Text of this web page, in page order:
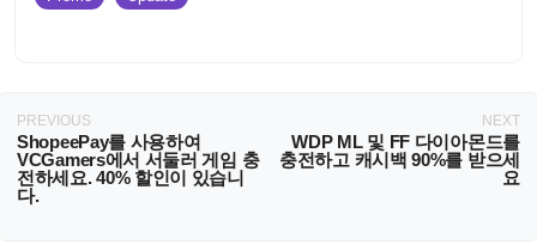
PREVIOUS
ShopeePay를 사용하여
VCGamers에서 서둘러 게임 충
전하세요. 40% 할인이 있습니
다.
NEXT
WDP ML 및 FF 다이아몬드를
충전하고 캐시백 90%를 받으세
요